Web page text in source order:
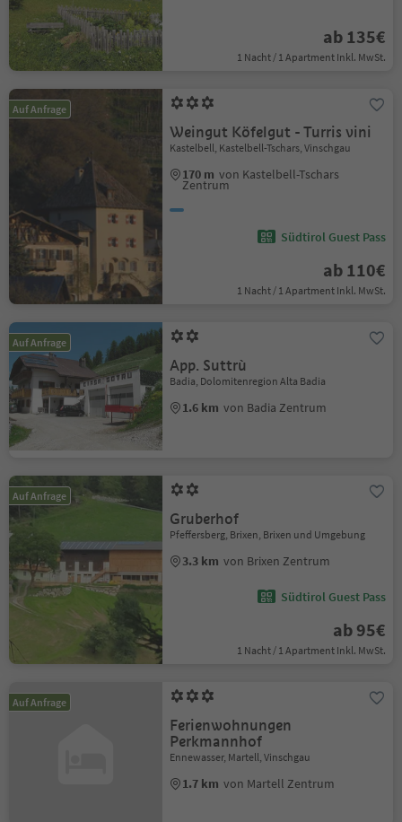
ab 135€
1 Nacht / 1 Apartment Inkl. MwSt.
Auf Anfrage
Weingut Köfelgut - Turris vini
Kastelbell, Kastelbell-Tschars, Vinschgau
170 m von Kastelbell-Tschars
Zentrum
Südtirol Guest Pass
ab 110€
1 Nacht / 1 Apartment Inkl. MwSt.
Auf Anfrage
App. Suttrù
Badia, Dolomitenregion Alta Badia
1.6 km von Badia Zentrum
Auf Anfrage
Gruberhof
Pfeffersberg, Brixen, Brixen und Umgebung
3.3 km von Brixen Zentrum
Südtirol Guest Pass
ab 95€
1 Nacht / 1 Apartment Inkl. MwSt.
Auf Anfrage
Ferienwohnungen
Perkmannhof
Ennewasser, Martell, Vinschgau
1.7 km von Martell Zentrum